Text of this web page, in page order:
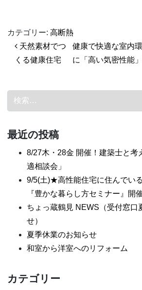
カテゴリー: 高断熱
投稿ナビゲーション
天然素材でつ
くる健康住宅
健康で快適な室内
に「高い気密性能
検索:
最近の投稿
8/27木・28金 開催！建築士と考
適相談会」
9/5(土)★高性能住宅に住んでい
『豊かな暮らし方セミナー』開催
ちょっ蔵鶴見 NEWS（受付窓口
せ）
夏季休業のお知らせ
和室から洋室へのリフォーム
カテゴリー